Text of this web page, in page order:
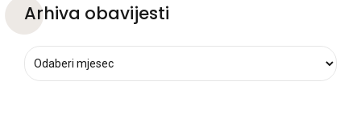
Arhiva obavijesti